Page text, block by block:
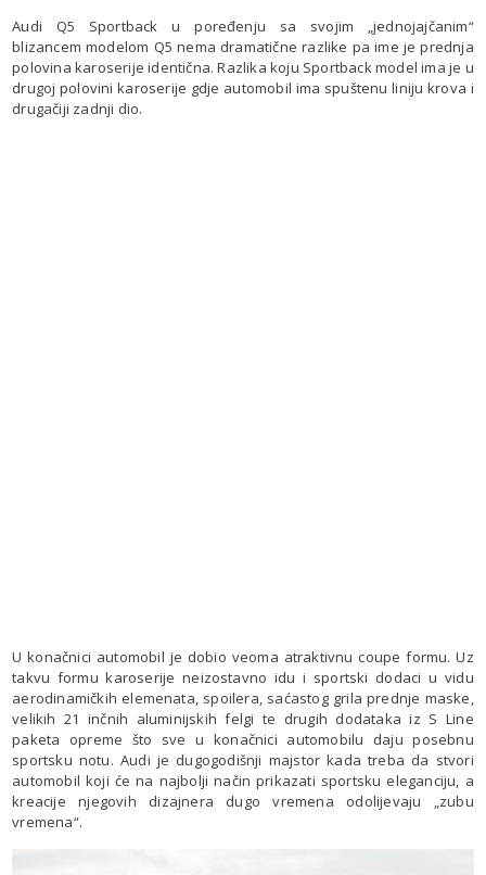
Audi Q5 Sportback u poređenju sa svojim „jednojajčanim“
blizancem modelom Q5 nema dramatične razlike pa ime je prednja
polovina karoserije identična. Razlika koju Sportback model ima je u
drugoj polovini karoserije gdje automobil ima spuštenu liniju krova i
drugačiji zadnji dio.
U konačnici automobil je dobio veoma atraktivnu coupe formu. Uz
takvu formu karoserije neizostavno idu i sportski dodaci u vidu
aerodinamičkih elemenata, spoilera, saćastog grila prednje maske,
velikih 21 inčnih aluminijskih felgi te drugih dodataka iz S Line
paketa opreme što sve u konačnici automobilu daju posebnu
sportsku notu. Audi je dugogodišnji majstor kada treba da stvori
automobil koji će na najbolji način prikazati sportsku eleganciju, a
kreacije njegovih dizajnera dugo vremena odolijevaju „zubu
vremena“.